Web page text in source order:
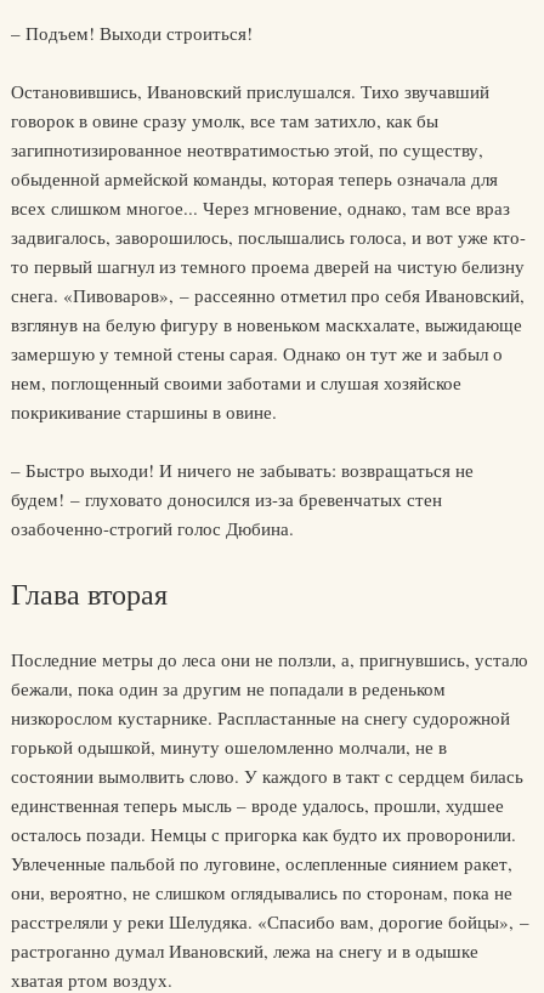
– Подъем! Выходи строиться!
Остановившись, Ивановский прислушался. Тихо звучавший
говорок в овине сразу умолк, все там затихло, как бы
загипнотизированное неотвратимостью этой, по существу,
обыденной армейской команды, которая теперь означала для
всех слишком многое... Через мгновение, однако, там все враз
задвигалось, заворошилось, послышались голоса, и вот уже кто-
то первый шагнул из темного проема дверей на чистую белизну
снега. «Пивоваров», – рассеянно отметил про себя Ивановский,
взглянув на белую фигуру в новеньком маскхалате, выжидающе
замершую у темной стены сарая. Однако он тут же и забыл о
нем, поглощенный своими заботами и слушая хозяйское
покрикивание старшины в овине.
– Быстро выходи! И ничего не забывать: возвращаться не
будем! – глуховато доносился из-за бревенчатых стен
озабоченно-строгий голос Дюбина.
Глава вторая
Последние метры до леса они не ползли, а, пригнувшись, устало
бежали, пока один за другим не попадали в реденьком
низкорослом кустарнике. Распластанные на снегу судорожной
горькой одышкой, минуту ошеломленно молчали, не в
состоянии вымолвить слово. У каждого в такт с сердцем билась
единственная теперь мысль – вроде удалось, прошли, худшее
осталось позади. Немцы с пригорка как будто их проворонили.
Увлеченные пальбой по луговине, ослепленные сиянием ракет,
они, вероятно, не слишком оглядывались по сторонам, пока не
расстреляли у реки Шелудяка. «Спасибо вам, дорогие бойцы», –
растроганно думал Ивановский, лежа на снегу и в одышке
хватая ртом воздух.